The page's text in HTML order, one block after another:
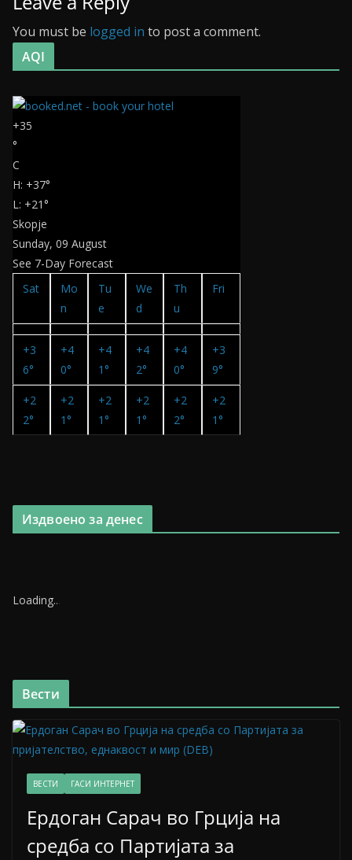
You must be logged in to post a comment.
AQI
+35
°
C
H: +37°
L: +21°
Skopje
Sunday, 09 August
See 7-Day Forecast
Sat
Mo
n
Tu
e
We
d
Th
u
Fri
+3
6°
+4
0°
+4
1°
+4
2°
+4
0°
+3
9°
+2
2°
+2
1°
+2
1°
+2
1°
+2
2°
+2
1°
Издвоено за денес
Loading...
Вести
ВЕСТИ ГАСИ ИНТЕРНЕТ
Ердоган Сарач во Грција на
средба со Партијата за